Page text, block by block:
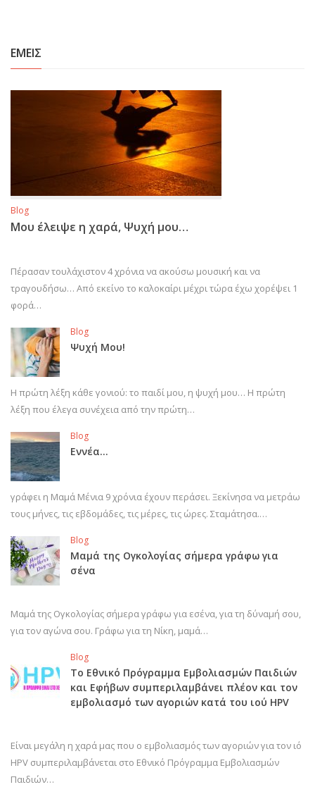
ΕΜΕΙΣ
Blog
Μου έλειψε η χαρά, Ψυχή μου…
Πέρασαν τουλάχιστον 4 χρόνια να ακούσω μουσική και να
τραγουδήσω… Από εκείνο το καλοκαίρι μέχρι τώρα έχω χορέψει 1
φορά…
Blog
Ψυχή Μου!
Η πρώτη λέξη κάθε γονιού: το παιδί μου, η ψυχή μου… Η πρώτη
λέξη που έλεγα συνέχεια από την πρώτη…
Blog
Εννέα…
γράφει η Μαμά Μένια 9 χρόνια έχουν περάσει. Ξεκίνησα να μετράω
τους μήνες, τις εβδομάδες, τις μέρες, τις ώρες. Σταμάτησα.…
Blog
Μαμά της Ογκολογίας σήμερα γράφω για
σένα
Μαμά της Ογκολογίας σήμερα γράφω για εσένα, για τη δύναμή σου,
για τον αγώνα σου. Γράφω για τη Νίκη, μαμά…
Blog
Το Εθνικό Πρόγραμμα Εμβολιασμών Παιδιών
και Εφήβων συμπεριλαμβάνει πλέον και τον
εμβολιασμό των αγοριών κατά του ιού HPV
Είναι μεγάλη η χαρά μας που ο εμβολιασμός των αγοριών για τον ιό
HPV συμπεριλαμβάνεται στο Εθνικό Πρόγραμμα Εμβολιασμών
Παιδιών…